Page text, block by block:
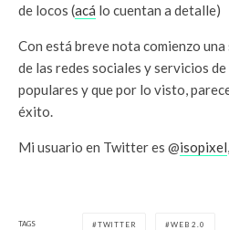
de locos (acá lo cuentan a detalle)
Con está breve nota comienzo
de las redes sociales y servicios
populares y que por lo visto,
éxito.
Mi usuario en Twitter es @isopixel
TAGS TWITTER WEB 2.0